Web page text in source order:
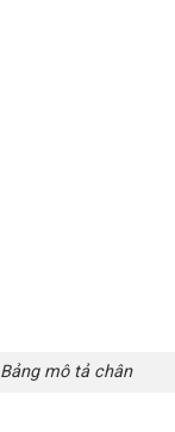
Bảng mô tả chân